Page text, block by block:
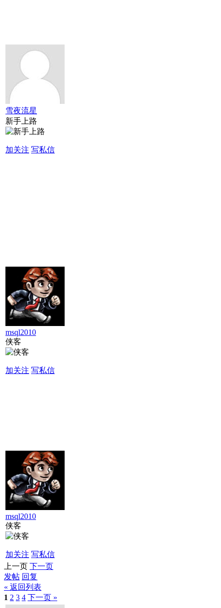
雪夜流星
新手上路
加关注 写私信
msql2010
侠客
加关注 写私信
msql2010
侠客
加关注 写私信
上一页 下一页
发帖 回复
« 返回列表
1 2 3 4 下一页 »